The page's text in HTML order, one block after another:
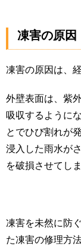
凍害の原因
凍害の原因は、
外壁表面は、紫
吸収するように
とでひび割れが
浸入した雨水が
を破損させてし
凍害を未然に防
た凍害の修理方